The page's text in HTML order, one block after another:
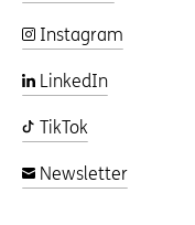
Instagram
LinkedIn
TikTok
Newsletter